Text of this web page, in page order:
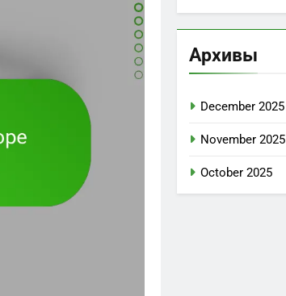
Архивы
December 2025
November 2025
October 2025